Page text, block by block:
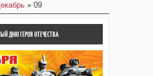
» 09
ДНЮ ГЕРОЯ ОТЕЧЕСТВА